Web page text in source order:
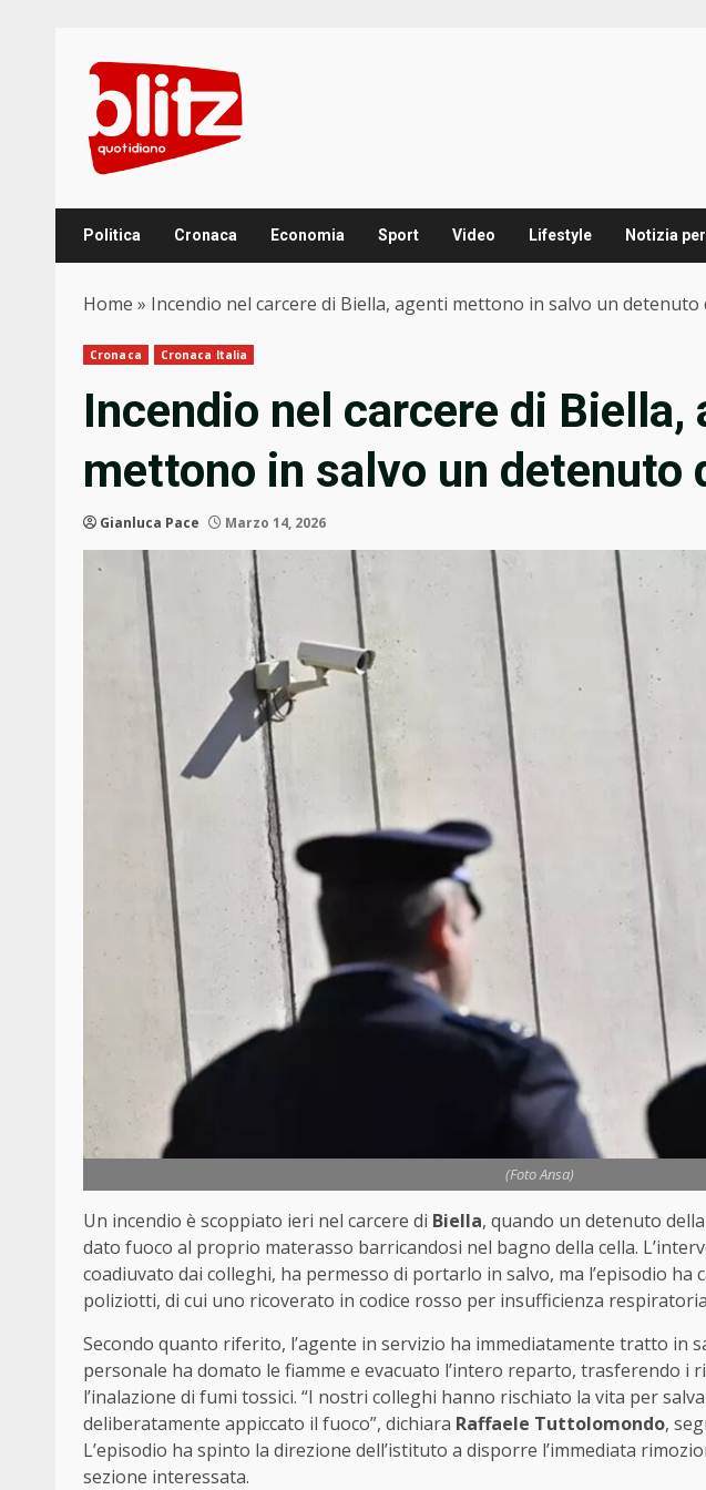
content
Politica Cronaca Economia Sport Video Lifestyle Notizia
Home » Incendio nel carcere di Biella, agenti mettono in salvo un detenuto
Cronaca Cronaca Italia
Incendio nel carcere di Biella,
mettono in salvo un detenuto
Gianluca Pace Marzo 14, 2026
(Foto Ansa)
Un incendio è scoppiato ieri nel carcere di Biella, quando un detenuto della
dato fuoco al proprio materasso barricandosi nel bagno della cella.
coadiuvato dai colleghi, ha permesso di portarlo in salvo, ma l’episodio ha
poliziotti, di cui uno ricoverato in codice rosso per insufficienza
Secondo quanto riferito, l’agente in servizio ha immediatamente tratto in
personale ha domato le fiamme e evacuato l’intero reparto, trasferendo i
l’inalazione di fumi tossici. “I nostri colleghi hanno rischiato la vita per
deliberatamente appiccato il fuoco”, dichiara Raffaele Tuttolomondo,
L’episodio ha spinto la direzione dell’istituto a disporre l’immediata
sezione interessata.